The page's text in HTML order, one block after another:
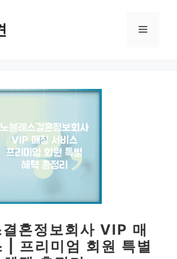
메
혼정보회사 VIP 매
| 프리미엄 회원 특별